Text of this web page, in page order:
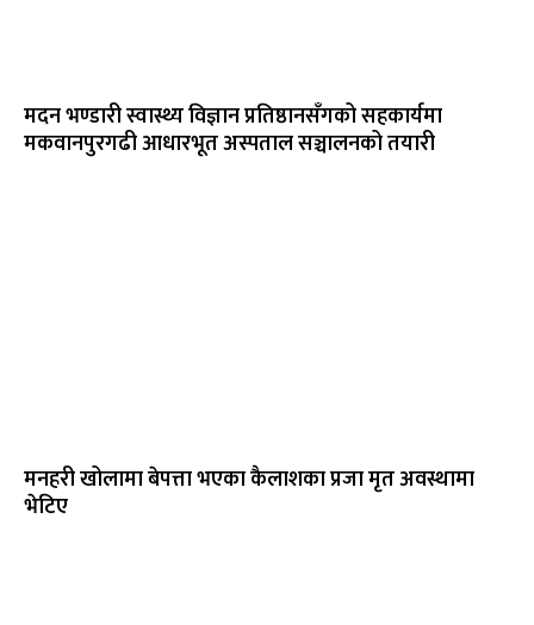
मदन भण्डारी स्वास्थ्य विज्ञान प्रतिष्ठानसँगको सहकार्यमा
मकवानपुरगढी आधारभूत अस्पताल सञ्चालनको तयारी
मनहरी खोलामा बेपत्ता भएका कैलाशका प्रजा मृत अवस्थामा
भेटिए